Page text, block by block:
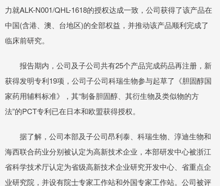
力就ALK-N001/QHL-1618的授权达成一致，公司获得了该产品在
中国(含港、澳、台地区)的全部权益，并推动该产品顺利完成了
临床前研究。
报告期内，公司及子公司共有25个产品完成药品再注册，新
获得发明专利19项，公司子公司科瑞生物参与起草了《胆固醇国
家药用辅料标准》，其“制备胆固醇、其衍生物及类似物的方
法”的PCT专利已在日本和欧盟获得授权。
据了解，公司本部及子公司昂利泰、科瑞生物、淳迪生物和
海西联合药业分别被认定为高新技术企业，本部研发中心被浙江
省科学技术厅认定为省级高新技术企业研究开发中心、省重点企
业研究院，并设有院士专家工作站和外国专家工作站。公司被评